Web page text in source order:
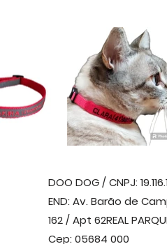
DOO DOG / CNPJ:
END: Av. Barão de
162 / Apt 62REAL
Cep: 05684 000